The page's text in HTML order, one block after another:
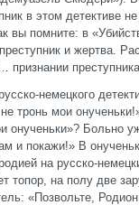
в этом детективе
вы помните: в
и жертва.
признании
немецкого
тронь мои
онученьки»? Больно
и покажи!» В
на русско-
топор, на полу две
«Позвольте,